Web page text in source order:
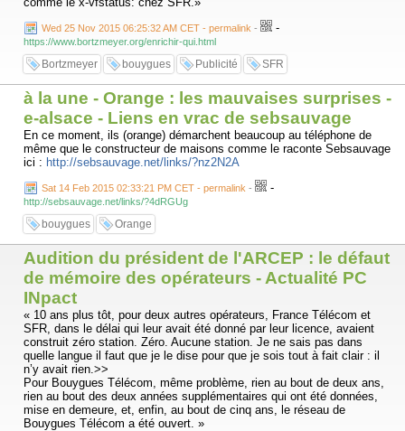
Wed 25 Nov 2015 06:25:32 AM CET - permalink - -
https://www.bortzmeyer.org/enrichir-qui.html
Bortzmeyer bouygues Publicité SFR
à la une - Orange : les mauvaises surprises -
e-alsace - Liens en vrac de sebsauvage
En ce moment, ils (orange) démarchent beaucoup au téléphone de
même que le constructeur de maisons comme le raconte Sebsauvage
ici : http://sebsauvage.net/links/?nz2N2A
Sat 14 Feb 2015 02:33:21 PM CET - permalink - -
http://sebsauvage.net/links/?4dRGUg
bouygues Orange
Audition du président de l'ARCEP : le défaut
de mémoire des opérateurs - Actualité PC
INpact
« 10 ans plus tôt, pour deux autres opérateurs, France Télécom et
SFR, dans le délai qui leur avait été donné par leur licence, avaient
construit zéro station. Zéro. Aucune station. Je ne sais pas dans
quelle langue il faut que je le dise pour que je sois tout à fait clair : il
n’y avait rien.>>
Pour Bouygues Télécom, même problème, rien au bout de deux ans,
rien au bout des deux années supplémentaires qui ont été données,
mise en demeure, et, enfin, au bout de cinq ans, le réseau de
Bouygues Télécom a été ouvert. »